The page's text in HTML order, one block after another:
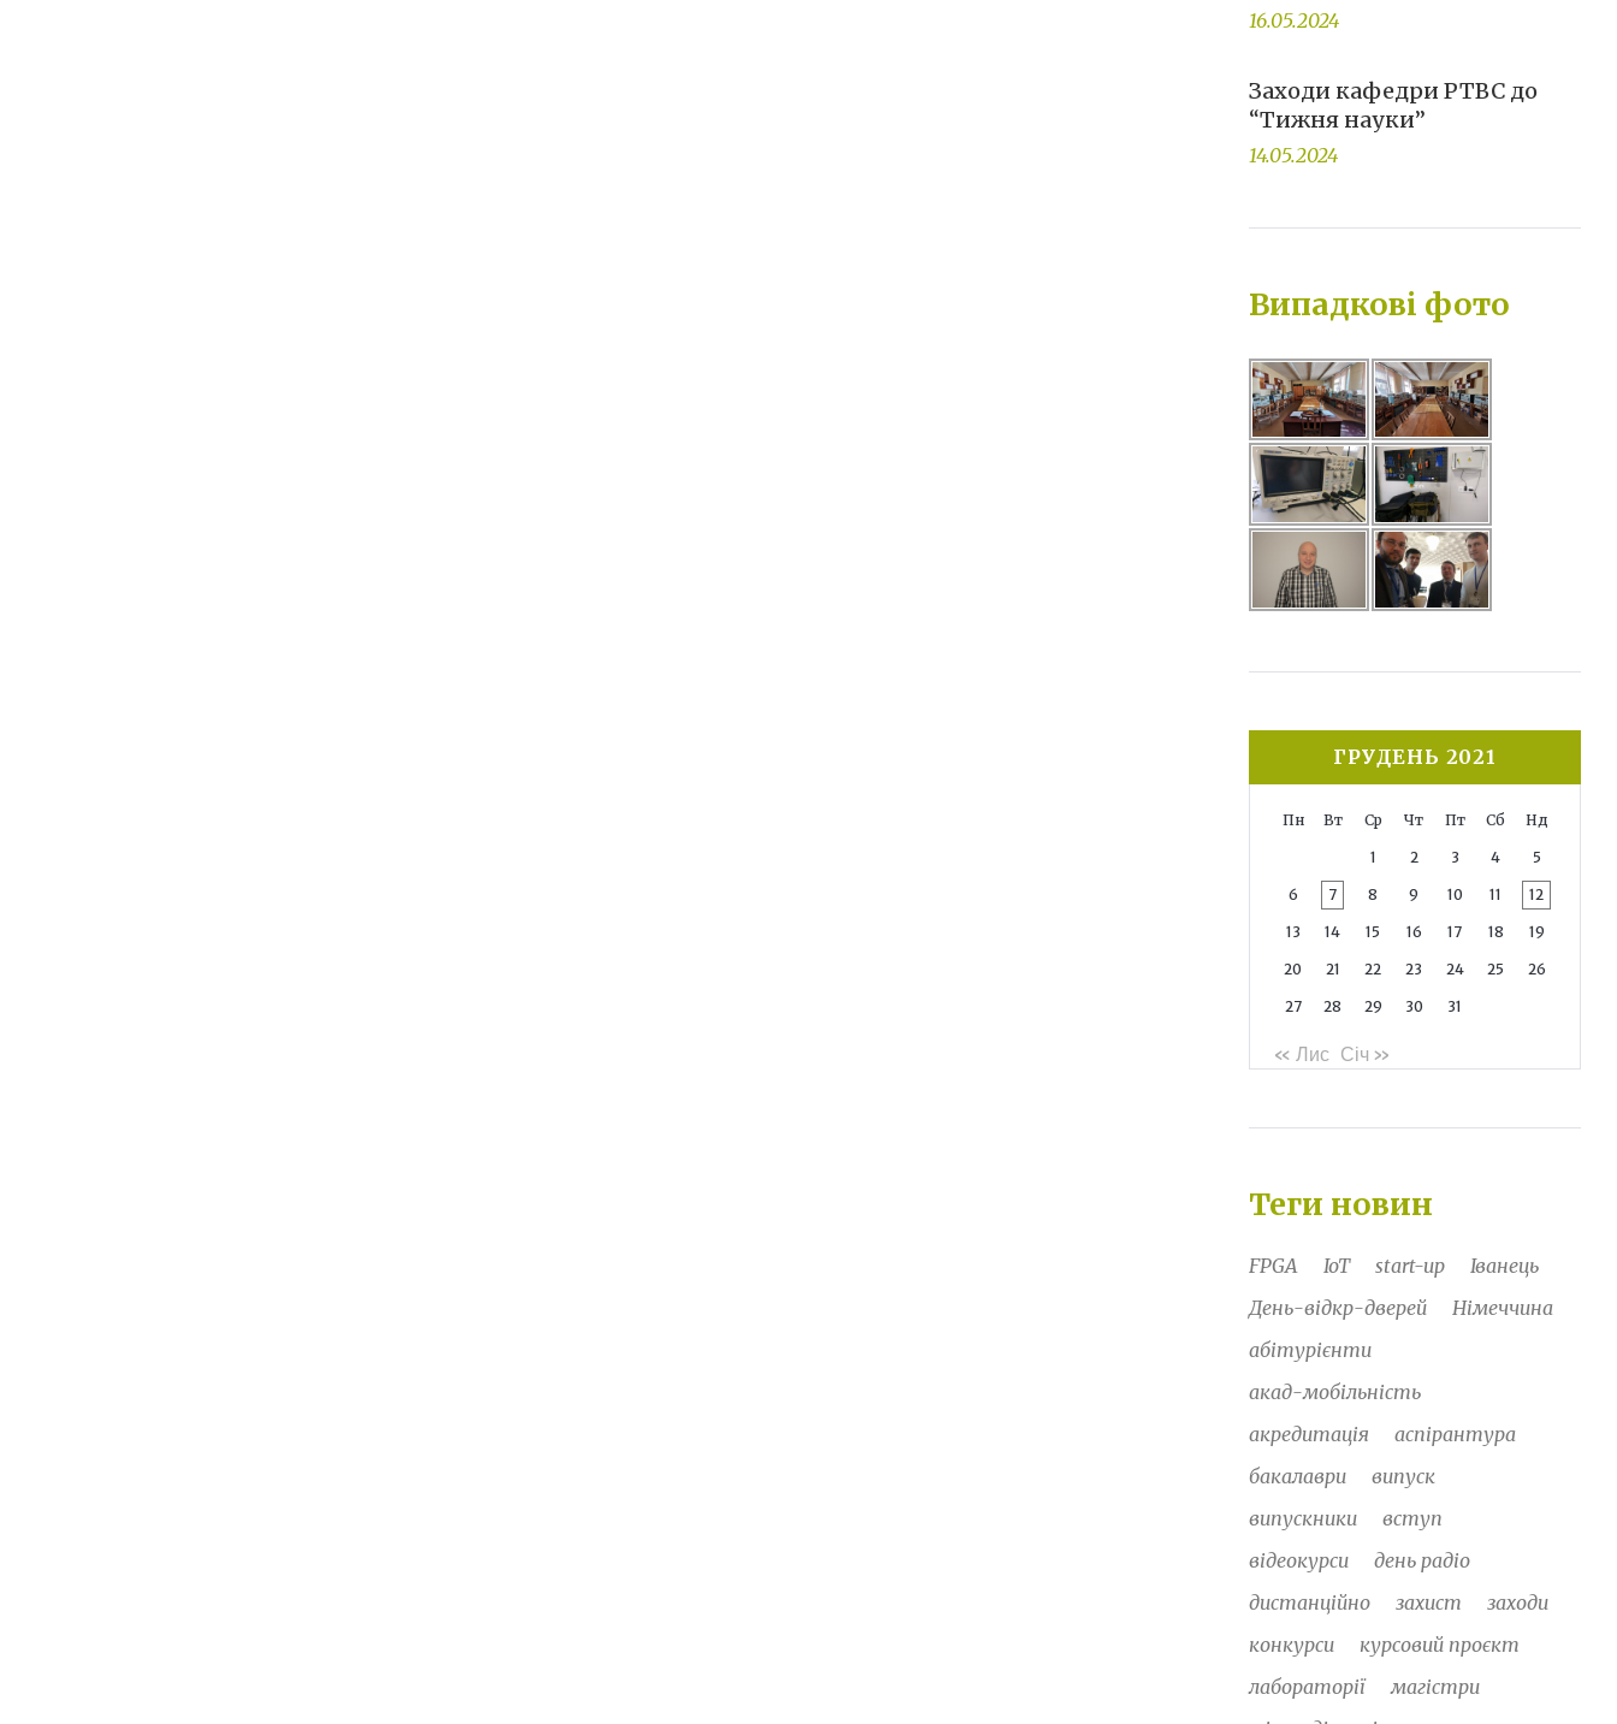
16.05.2024
Заходи кафедри РТВС до
“Тижня науки”
14.05.2024
Випадкові фото
ГРУДЕНЬ 2021
Пн Вт Ср Чт Пт Сб Нд
1 2 3 4 5
6 7 8 9 10 11 12
13 14 15 16 17 18 19
20 21 22 23 24 25 26
27 28 29 30 31
« Лис Січ »
Теги новин
FPGA IoT start-up
Іванець
День-відкр-дверей
Німеччина
абітурієнти
акад-мобільність
акредитація
аспірантура
бакалаври
випуск
випускники
вступ
відеокурси
день радіо
дистанційно
захист
заходи
конкурси
курсовий проєкт
лабораторії
магістри